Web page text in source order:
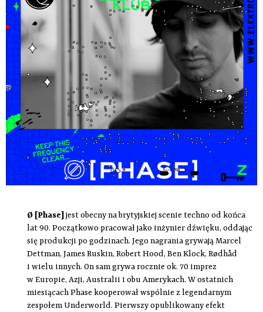
Ø [Phase]jest obecny na brytyjskiej scenie techno od końca
lat 90. Początkowo pracował jako inżynier dźwięku, oddając
się produkcji po godzinach. Jego nagrania grywają Marcel
Dettman, James Ruskin, Robert Hood, Ben Klock, Rødhåd
i wielu innych. On sam grywa rocznie ok. 70 imprez
w Europie, Azji, Australii i obu Amerykach. W ostatnich
miesiącach Phase kooperował wspólnie z legendarnym
zespołem Underworld. Pierwszy opublikowany efekt